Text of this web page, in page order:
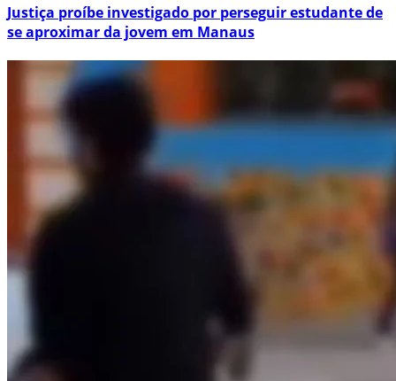
Justiça proíbe investigado por perseguir estudante de
se aproximar da jovem em Manaus